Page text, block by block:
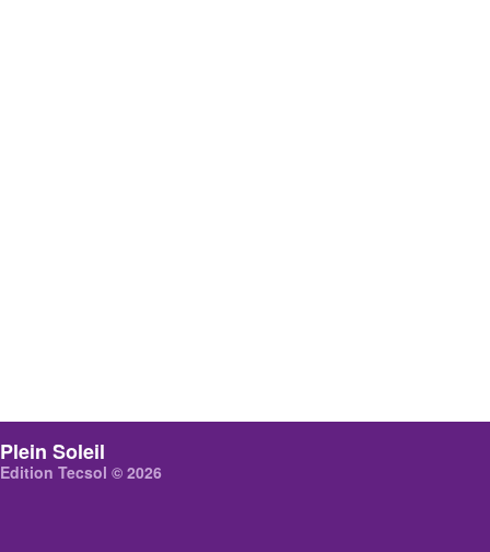
Plein Soleil
Edition Tecsol © 2026